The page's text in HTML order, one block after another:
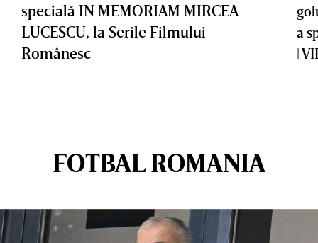
specială IN MEMORIAM MIRCEA
LUCESCU, la Serile Filmului
Românesc
a
|
FOTBAL ROMANIA